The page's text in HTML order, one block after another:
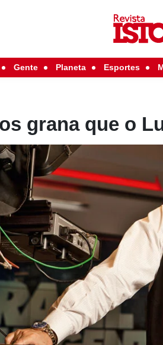
Gente Planeta Esportes
grana que o